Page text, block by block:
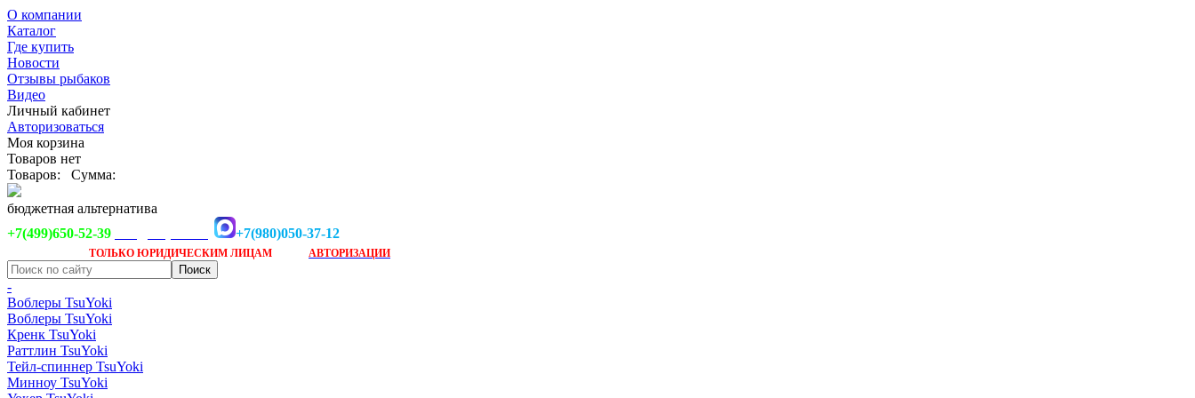
О компании
Каталог
Где купить
Новости
Отзывы рыбаков
Видео
Личный кабинет
Авторизоваться
Моя корзина
Товаров нет
Товаров:
Сумма:
бюджетная альтернатива
+7(499)650-52-39
+7(980)050-37-12
ТОЛЬКО ЮРИДИЧЕСКИМ ЛИЦАМ АВТОРИЗАЦИИ
-
Воблеры TsuYoki
Воблеры TsuYoki
Кренк TsuYoki
Раттлин TsuYoki
Тейл-спиннер TsuYoki
Минноу TsuYoki